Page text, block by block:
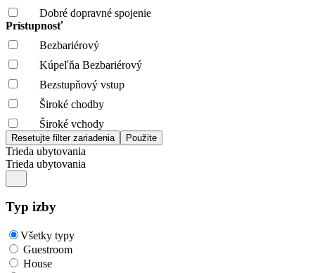
Dobré dopravné spojenie
Prístupnosť
Bezbariérový
Kúpeľňa Bezbariérový
Bezstupňový vstup
Široké chodby
Široké vchody
Trieda ubytovania
Trieda ubytovania
Typ izby
Všetky typy
Guestroom
House